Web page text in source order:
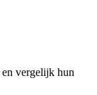
en vergelijk hun